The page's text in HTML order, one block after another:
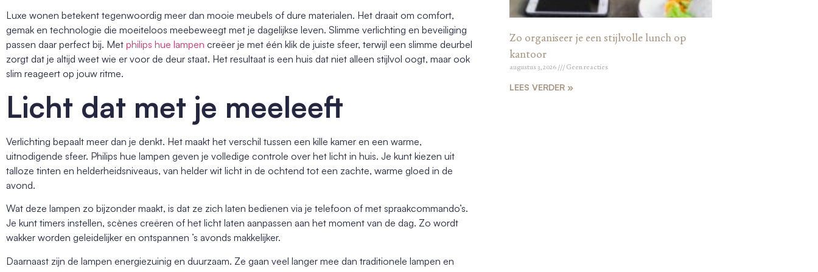
Luxe wonen betekent tegenwoordig meer dan mooie meubels of dure materialen. Het draait om comfort,
gemak en technologie die moeiteloos meebeweegt met je dagelijkse leven. Slimme verlichting en beveiliging
passen daar perfect bij. Met philips hue lampen creëer je met één klik de juiste sfeer, terwijl een slimme deurbel
zorgt dat je altijd weet wie er voor de deur staat. Het resultaat is een huis dat niet alleen stijlvol oogt, maar ook
slim reageert op jouw ritme.
Licht dat met je meeleeft
Verlichting bepaalt meer dan je denkt. Het maakt het verschil tussen een kille kamer en een warme,
uitnodigende sfeer. Philips hue lampen geven je volledige controle over het licht in huis. Je kunt kiezen uit
talloze tinten en helderheidsniveaus, van helder wit licht in de ochtend tot een zachte, warme gloed in de
avond.
Wat deze lampen zo bijzonder maakt, is dat ze zich laten bedienen via je telefoon of met spraakcommando’s.
Je kunt timers instellen, scènes creëren of het licht laten aanpassen aan het moment van de dag. Zo wordt
wakker worden geleidelijker en ontspannen ’s avonds makkelijker.
Daarnaast zijn de lampen energiezuinig en duurzaam. Ze gaan veel langer mee dan traditionele lampen en
Zo organiseer je een stijlvolle lunch op
kantoor
augustus 3, 2026 Geen reacties
LEES VERDER »